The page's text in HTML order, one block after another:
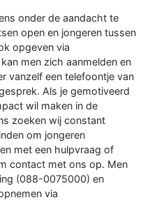
onder de aandacht te
open en jongeren tussen
opgeven via
kan men zich aanmelden en
vanzelf een telefoontje van
Als je gemotiveerd
wil maken in de
zoeken wij constant
om jongeren
met een hulpvraag of
contact met ons op. Men
(088-0075000) en
via